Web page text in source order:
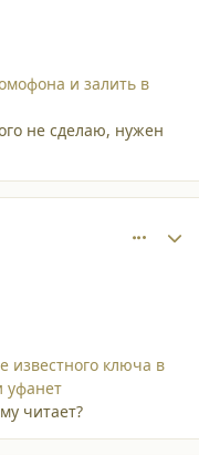
и залить в
не сделаю, нужен
известного ключа в
уфанет
читает?